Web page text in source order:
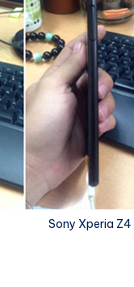
Sony Xperia